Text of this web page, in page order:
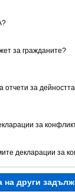
за гражданите?
отчети за
за
декларации за
на други